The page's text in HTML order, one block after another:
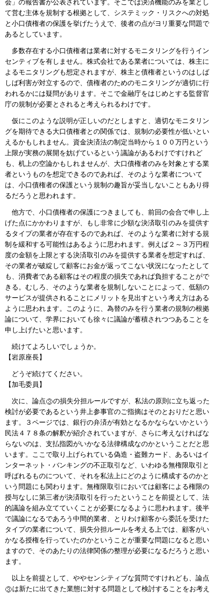
会」の報告書が公表されています。そこでは決済機能のみを業とし
て営む主体を規制する根拠として、システミック・リスクへの対処
と小口債権者の保護を挙げたうえで、後者の点がヨリ重要な問題で
あるとしています。
多数存在する小口債権者は業者に対するモニタリングを行うイン
センティブを有しません。株式会社である業者については、株主に
よるモニタリングも想定されますが、株主と債権者というのはしば
しば利害が対立するので、債権者のためのモニタリングが適切に行
われるかには疑問があります。そこで金融庁をはじめとする監督官
庁の規制が必要とされると考えられるわけです。
仮にこのような説明が正しいのだとしますと、適切なモニタリン
グを期待できる大口債権者との関係では、規制の必要性が低いとい
えるかもしれません。資金決済法の制定当時から１００万円という
上限が実務の展開を妨げているという議論があるわけですけれど
も、机上の空論かもしれませんが、大口債権者のみを対象とする業
者というものを想定できるのであれば、そのような業者について
は、小口債権者の保護という規制の趣旨が妥当しないこともあり得
るだろうと思われます。
他方で、小口債権者の保護につきましても、前回の会合で申し上
げた点にかかわりますが、もし非常に少額な決済取引のみを提供す
るタイプの業者が存在するのであれば、そのような業者に対する規
制を緩和する可能性はあるように思われます。例えば２～３万円程
度の金額を上限とする決済取引のみを提供する業者を想定すれば、
その業者が破綻して顧客にお金が返ってこない状況になったとして
も、消費者である顧客はその程度の損失であれば負担することがで
きる。むしろ、そのような業者を規制しないことによって、低額の
サービスが提供されることにメリットを見出すという考え方はある
ように思われます。このように、為替のみを行う業者の規制の根拠
論について、学界においても徐々に議論が蓄積されつつあることを
申し上げたいと思います。
続けてよろしいでしょうか。
【岩原座長】
どうぞ続けてください。
【加毛委員】
次に、論点
の損失分担ルールですが、私法の原則に立ち返った
検討が必要であるという井上参事官のご指摘はそのとおりだと思い
ます。３ページでは、銀行の弁済が有効となるかならないかという
民法４７８条の解釈が紹介されていますが、さらに考えなければな
らないのは、支払指図がいかなる法律構成なのかということだと思
います。ここで取り上げられている偽造・盗難カード、あるいはイ
ンターネット・バンキングの不正取引など、いわゆる無権限取引と
呼ばれるものについて、それを私法上にどのように構成するのかと
いう問題にも関わります。無権限取引においては顧客による権限の
授与なしに第三者が決済取引を行ったということを前提として、法
的議論を組み立てていくことが必要になるように思われます。後半
で議論になるであろう中間的業者、とりわけ顧客から委託を受けた
タイプの業者について、損失分担ルールを考える上では、顧客がい
かなる授権を行っていたのかということが重要な問題になると思い
ますので、そのあたりの法律関係の整理が必要になるだろうと思い
ます。
以上を前提として、ややセンシティブな質問ですけれども、論点
は新たに出てきた業態に対する問題として検討することをお考え